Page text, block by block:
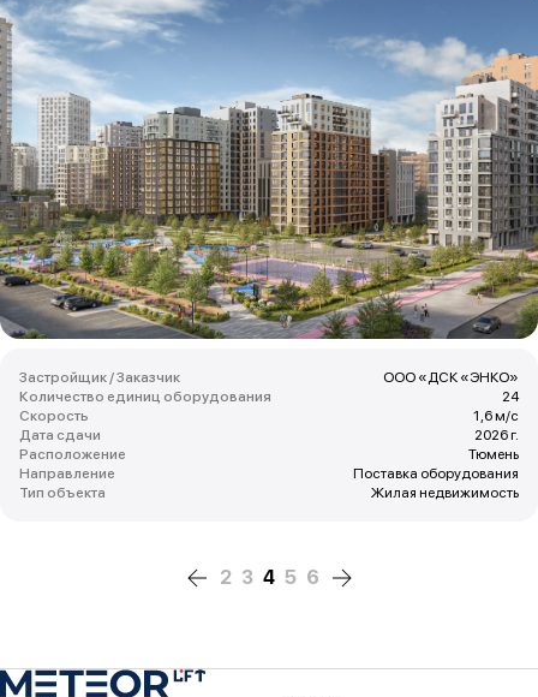
Застройщик / Заказчик
ООО «ДСК «ЭНКО»
Количество единиц оборудования
24
Скорость
1,6 м/с
Дата сдачи
2026 г.
Расположение
Тюмень
Направление
Поставка оборудования
Тип объекта
Жилая недвижимость
‹ 2 3 4 5 6 ›